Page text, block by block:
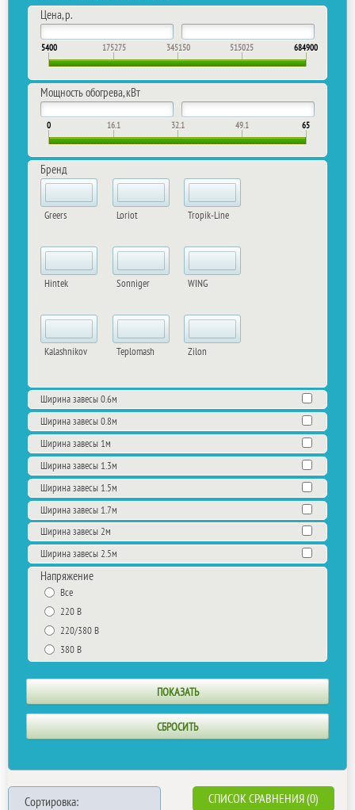
Цена, р.
5400 175275 345150 515025 684900
Мощность обогрева, кВт
0 16.1 32.1 49.1 65
Бренд
Greers
Hintek
Kalashnikov
Loriot
Sonniger
Teplomash
Tropik-Line
WING
Zilon
Ширина завесы 0.6м
Ширина завесы 0.8м
Ширина завесы 1м
Ширина завесы 1.3м
Ширина завесы 1.5м
Ширина завесы 1.7м
Ширина завесы 2м
Ширина завесы 2.5м
Напряжение
Все
220 В
220/380 В
380 В
Сортировка:
СПИСОК СРАВНЕНИЯ (0)